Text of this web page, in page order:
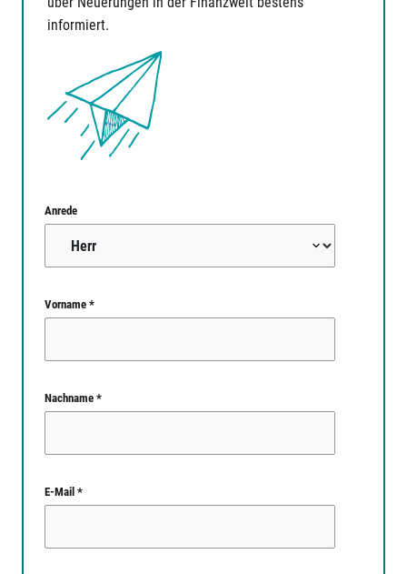
informiert.
Anrede
Vorname *
Nachname *
E-Mail *